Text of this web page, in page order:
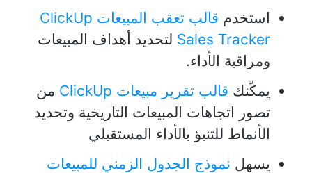
استخدم
قالب تعقب المبيعات ClickUp
Sales Tracker لتحديد أهداف المبيعات
ومراقبة الأداء.
يمكّنك قالب تقرير مبيعات ClickUp
من
تصور اتجاهات المبيعات التاريخية وتحديد
الأنماط للتنبؤ بالأداء المستقبلي
يسهل نموذج الجدول الزمني للمبيعات